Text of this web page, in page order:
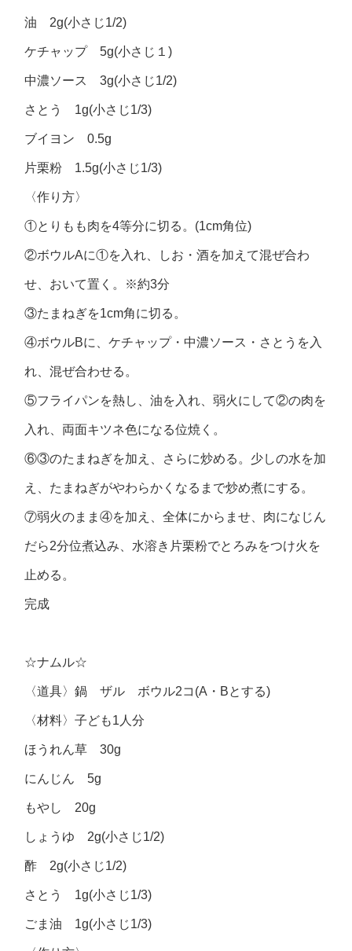
油 2g(小さじ1/2)
ケチャップ 5g(小さじ１)
中濃ソース 3g(小さじ1/2)
さとう 1g(小さじ1/3)
ブイヨン 0.5g
片栗粉 1.5g(小さじ1/3)
〈作り方〉
①とりもも肉を4等分に切る。(1cm角位)
②ボウルAに①を入れ、しお・酒を加えて混ぜ合わ
せ、おいて置く。※約3分
③たまねぎを1cm角に切る。
④ボウルBに、ケチャップ・中濃ソース・さとうを入
れ、混ぜ合わせる。
⑤フライパンを熱し、油を入れ、弱火にして②の肉を
入れ、両面キツネ色になる位焼く。
⑥③のたまねぎを加え、さらに炒める。少しの水を加
え、たまねぎがやわらかくなるまで炒め煮にする。
⑦弱火のまま④を加え、全体にからませ、肉になじん
だら2分位煮込み、水溶き片栗粉でとろみをつけ火を
止める。
完成
☆ナムル☆
〈道具〉鍋 ザル ボウル2コ(A・Bとする)
〈材料〉子ども1人分
ほうれん草 30g
にんじん 5g
もやし 20g
しょうゆ 2g(小さじ1/2)
酢 2g(小さじ1/2)
さとう 1g(小さじ1/3)
ごま油 1g(小さじ1/3)